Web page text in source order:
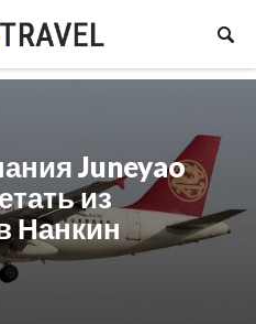
Juneyao
из
Нанкин